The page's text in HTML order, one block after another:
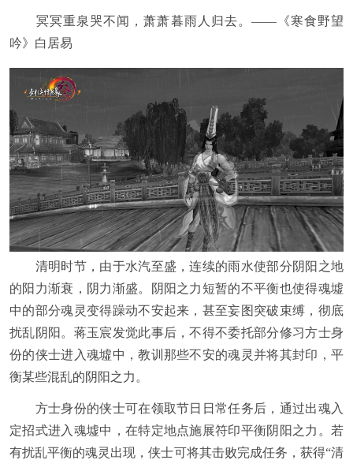
冥冥重泉哭不闻，萧萧暮雨人归去。——《寒食野望
吟》白居易
清明时节，由于水汽至盛，连续的雨水使部分阴阳之地
的阳力渐衰，阴力渐盛。阴阳之力短暂的不平衡也使得魂墟
中的部分魂灵变得躁动不安起来，甚至妄图突破束缚，彻底
扰乱阴阳。蒋玉宸发觉此事后，不得不委托部分修习方士身
份的侠士进入魂墟中，教训那些不安的魂灵并将其封印，平
衡某些混乱的阴阳之力。
方士身份的侠士可在领取节日日常任务后，通过出魂入
定招式进入魂墟中，在特定地点施展符印平衡阴阳之力。若
有扰乱平衡的魂灵出现，侠士可将其击败完成任务，获得“清